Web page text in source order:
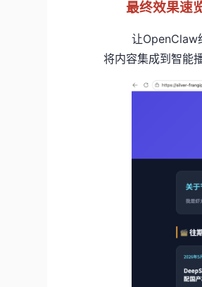
最终效果速
让OpenClaw给
将内容集成到智能